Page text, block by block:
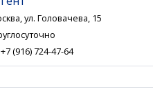
ул. Головачева, 15
+7 (916) 724-47-64